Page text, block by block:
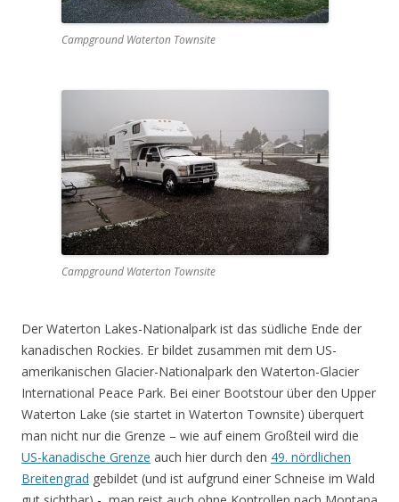
Campground Waterton Townsite
Campground Waterton Townsite
Der Waterton Lakes-Nationalpark ist das südliche Ende der
kanadischen Rockies. Er bildet zusammen mit dem US-
amerikanischen Glacier-Nationalpark den Waterton-Glacier
International Peace Park. Bei einer Bootstour über den Upper
Waterton Lake (sie startet in Waterton Townsite) überquert
man nicht nur die Grenze – wie auf einem Großteil wird die
US-kanadische Grenze auch hier durch den 49. nördlichen
Breitengrad gebildet (und ist aufgrund einer Schneise im Wald